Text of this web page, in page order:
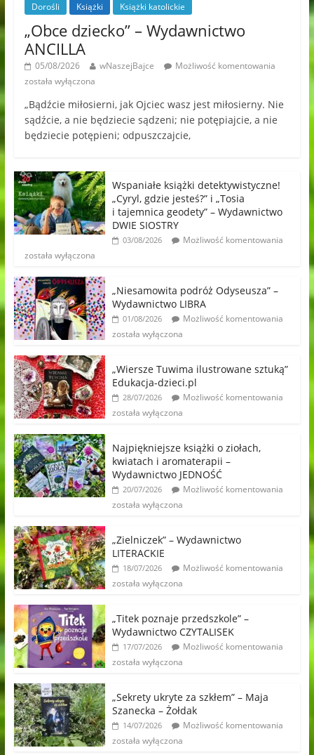
Dorośli Książki Książki katolickie
„Obce dziecko” – Wydawnictwo
ANCILLA
05/08/2026 wNaszejBajce
Możliwość komentowania
została wyłączona
„Bądźcie miłosierni, jak Ojciec wasz jest miłosierny. Nie
sądźcie, a nie będziecie sądzeni; nie potępiajcie, a nie
będziecie potępieni; odpuszczajcie,
Wspaniałe książki detektywistyczne!
„Cyryl, gdzie jesteś?” i „Tosia
i tajemnica geodety” – Wydawnictwo
DWIE SIOSTRY
03/08/2026
Możliwość komentowania
została wyłączona
„Niesamowita podróż Odyseusza” –
Wydawnictwo LIBRA
01/08/2026
Możliwość komentowania
została wyłączona
„Wiersze Tuwima ilustrowane sztuką”
Edukacja-dzieci.pl
28/07/2026
Możliwość komentowania
została wyłączona
Najpiękniejsze książki o ziołach,
kwiatach i aromaterapii –
Wydawnictwo JEDNOŚĆ
20/07/2026
Możliwość komentowania
została wyłączona
„Zielniczek” – Wydawnictwo
LITERACKIE
18/07/2026
Możliwość komentowania
została wyłączona
„Titek poznaje przedszkole” –
Wydawnictwo CZYTALISEK
17/07/2026
Możliwość komentowania
została wyłączona
„Sekrety ukryte za szkłem” – Maja
Szanecka – Żołdak
14/07/2026
Możliwość komentowania
została wyłączona